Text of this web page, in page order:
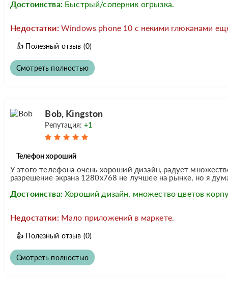
Достоинства: Быстрый/соперник огрызка.
Недостатки: Windows phone 10 с некими глюканами
👍 Полезный отзыв (0)
Смотреть полностью
Bob, Kingston
Репутация:+1
Телефон хороший
У этого телефона очень хороший дизайн, радует
разрешение экрана 1280х768 не лучшее на рынке, но я
Достоинства: Хороший дизайн, множество цветов
Недостатки: Мало приложений в маркете.
👍 Полезный отзыв (0)
Смотреть полностью